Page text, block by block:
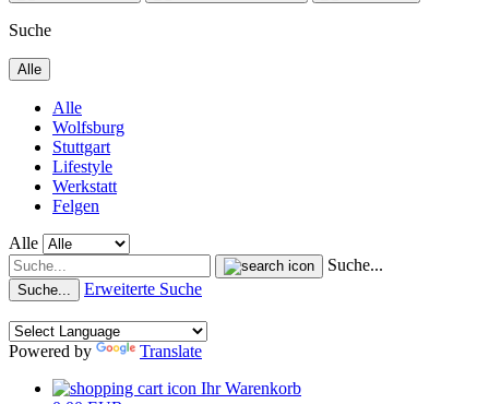
Suche
Alle
Alle
Wolfsburg
Stuttgart
Lifestyle
Werkstatt
Felgen
Alle
Suche...
Suche... Erweiterte Suche
Powered by
Translate
Ihr Warenkorb